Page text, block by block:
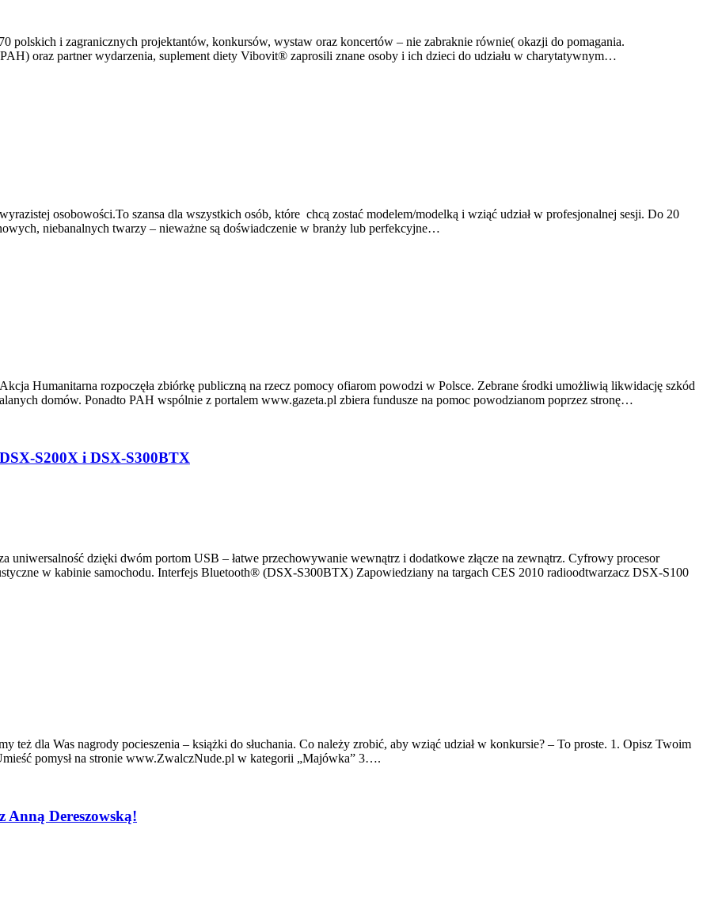
polskich i zagranicznych projektantów, konkursów, wystaw oraz koncertów – nie zabraknie równie( okazji do pomagania.
oraz partner wydarzenia, suplement diety Vibovit® zaprosili znane osoby i ich dzieci do udziału w charytatywnym…
osobowości.To szansa dla wszystkich osób, które chcą zostać modelem/modelką i wziąć udział w profesjonalnej sesji. Do 20
niebanalnych twarzy – nieważne są doświadczenie w branży lub perfekcyjne…
Humanitarna rozpoczęła zbiórkę publiczną na rzecz pomocy ofiarom powodzi w Polsce. Zebrane środki umożliwią likwidację szkód
domów. Ponadto PAH wspólnie z portalem www.gazeta.pl zbiera fundusze na pomoc powodzianom poprzez stronę…
S200X i DSX-S300BTX
uniwersalność dzięki dwóm portom USB – łatwe przechowywanie wewnątrz i dodatkowe złącze na zewnątrz. Cyfrowy procesor
w kabinie samochodu. Interfejs Bluetooth® (DSX-S300BTX) Zapowiedziany na targach CES 2010 radioodtwarzacz DSX-S100
też dla Was nagrody pocieszenia – książki do słuchania. Co należy zrobić, aby wziąć udział w konkursie? – To proste. 1. Opisz Twoim
pomysł na stronie www.ZwalczNude.pl w kategorii „Majówka” 3….
Dereszowską!